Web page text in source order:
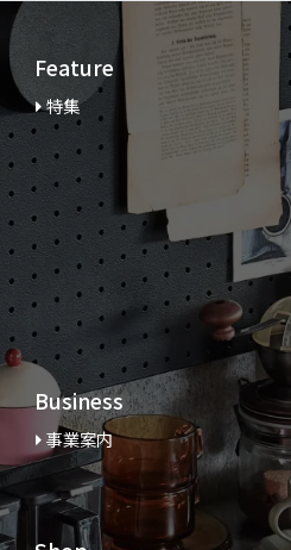
Feature
特集
Business
事業案内